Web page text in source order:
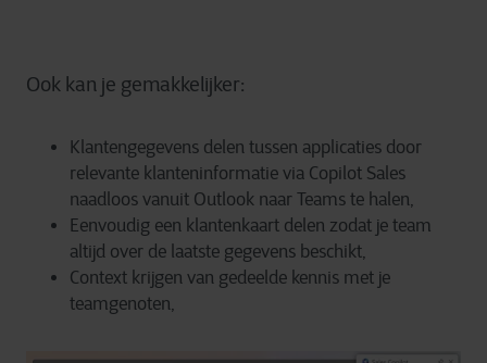
Ook kan je gemakkelijker:
Klantengegevens delen tussen applicaties door
relevante klanteninformatie via Copilot Sales
naadloos vanuit Outlook naar Teams te halen,
Eenvoudig een klantenkaart delen zodat je team
altijd over de laatste gegevens beschikt,
Context krijgen van gedeelde kennis met je
teamgenoten,